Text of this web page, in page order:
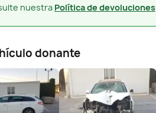
nuestra Política de devoluciones
donante